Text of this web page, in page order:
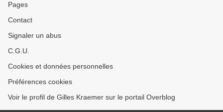
Pages
Contact
Signaler un abus
C.G.U.
Cookies et données personnelles
Préférences cookies
Voir le profil de Gilles Kraemer sur le portail Overblog